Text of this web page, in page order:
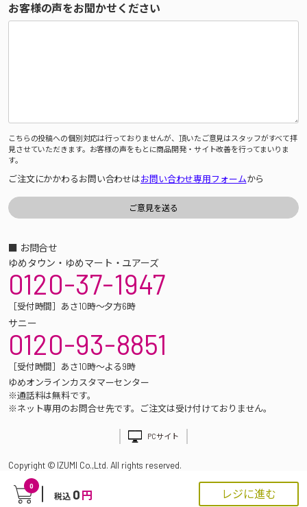
0
税込 0 円 レジに進む
お客様の声をお聞かせください
こちらの投稿への個別対応は行っておりませんが、頂いたご意見はスタッフがすべて拝
見させていただきます。お客様の声をもとに商品開発・サイト改善を行ってまいりま
す。
ご注文にかかわるお問い合わせはお問い合わせ専用フォームから
■ お問合せ
ゆめタウン・ゆめマート・ユアーズ
0120-37-1947
［受付時間］あさ10時～夕方6時
サニー
0120-93-8851
［受付時間］あさ10時～よる9時
ゆめオンラインカスタマーセンター
※通話料は無料です。
※ネット専用のお問合せ先です。ご注文は受け付けておりません。
PCサイト
Copyright © IZUMI Co.,Ltd. All rights reserved.